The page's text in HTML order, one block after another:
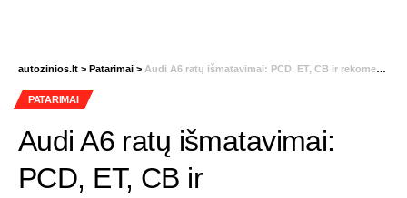
autozinios.lt > Patarimai > Audi A6 ratų išmatavimai: PCD, ET, CB ir rekomenduojami padangų dydžiai
PATARIMAI
Audi A6 ratų išmatavimai:
PCD, ET, CB ir